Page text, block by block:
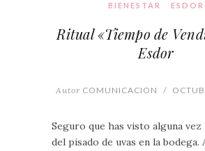
BIENESTAR ESDOR
Ritual «Tiempo de
Esdor
Autor COMUNICACION /
Seguro que has visto alguna vez
del pisado de uvas en la bodega.